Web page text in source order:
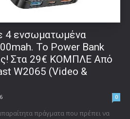
4 ενσωματωμένα
Το Power Bank
Στα 29€ ΚΟΜΠΛΕ Από
W2065 (Video &
0
πράγματα που πρέπει να